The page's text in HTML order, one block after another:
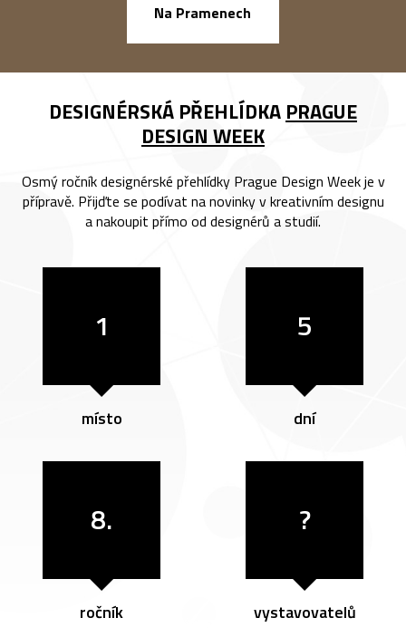
Na Pramenech
DESIGNÉRSKÁ PŘEHLÍDKA PRAGUE
DESIGN WEEK
Osmý ročník designérské přehlídky Prague Design Week je v
přípravě. Přijďte se podívat na novinky v kreativním designu
a nakoupit přímo od designérů a studií.
1
místo
5
dní
8.
ročník
?
vystavovatelů